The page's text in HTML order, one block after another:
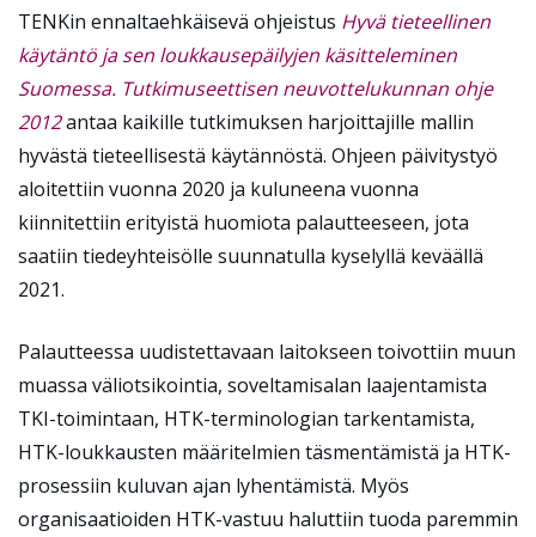
TENKin ennaltaehkäisevä ohjeistus Hyvä tieteellinen
käytäntö ja sen loukkausepäilyjen käsitteleminen
Suomessa. Tutkimuseettisen neuvottelukunnan ohje
2012antaa kaikille tutkimuksen harjoittajille mallin
hyvästä tieteellisestä käytännöstä. Ohjeen päivitystyö
aloitettiin vuonna 2020 ja kuluneena vuonna
kiinnitettiin erityistä huomiota palautteeseen, jota
saatiin tiedeyhteisölle suunnatulla kyselyllä keväällä
2021.
Palautteessa uudistettavaan laitokseen toivottiin muun
muassa väliotsikointia, soveltamisalan laajentamista
TKI-toimintaan, HTK-terminologian tarkentamista,
HTK-loukkausten määritelmien täsmentämistä ja HTK-
prosessiin kuluvan ajan lyhentämistä. Myös
organisaatioiden HTK-vastuu haluttiin tuoda paremmin